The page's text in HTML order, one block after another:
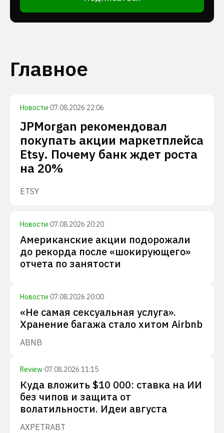
Главное
Новости·07.08.2026 22:06
JPMorgan рекомендовал
покупать акции маркетплейса
Etsy. Почему банк ждет роста
на 20%
ETSY
Новости·07.08.2026 20:20
Американские акции подорожали
до рекорда после «шокирующего»
отчета по занятости
Новости·07.08.2026 20:00
«Не самая сексуальная услуга».
Хранение багажа стало хитом Airbnb
ABNB
Review·07.08.2026 11:15
Куда вложить $10 000: ставка на ИИ
без чипов и защита от
волатильности. Идеи августа
AXPETRABT